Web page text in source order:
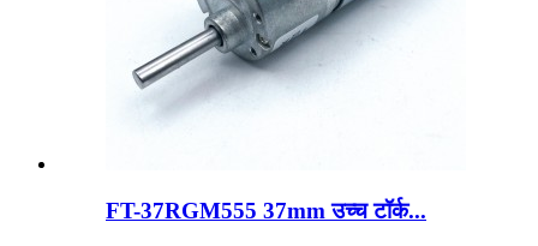
FT-37RGM555 37mm उच्च टॉर्क...